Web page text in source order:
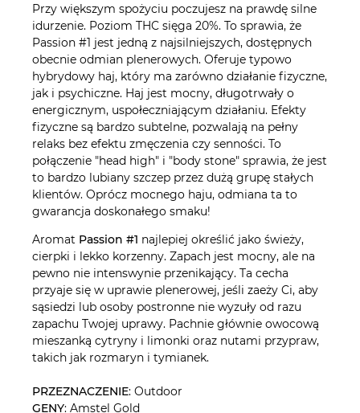
Przy większym spożyciu poczujesz na prawdę silne
idurzenie. Poziom THC sięga 20%. To sprawia, że
Passion #1 jest jedną z najsilniejszych, dostępnych
obecnie odmian plenerowych. Oferuje typowo
hybrydowy haj, który ma zarówno działanie fizyczne,
jak i psychiczne. Haj jest mocny, długotrwały o
energicznym, uspołeczniającym działaniu. Efekty
fizyczne są bardzo subtelne, pozwalają na pełny
relaks bez efektu zmęczenia czy senności. To
połączenie "head high" i "body stone" sprawia, że jest
to bardzo lubiany szczep przez dużą grupę stałych
klientów. Oprócz mocnego haju, odmiana ta to
gwarancja doskonałego smaku!
Aromat Passion #1 najlepiej określić jako świeży,
cierpki i lekko korzenny. Zapach jest mocny, ale na
pewno nie intenswynie przenikający. Ta cecha
przyaje się w uprawie plenerowej, jeśli zaeży Ci, aby
sąsiedzi lub osoby postronne nie wyzuły od razu
zapachu Twojej uprawy. Pachnie głównie owocową
mieszanką cytryny i limonki oraz nutami przypraw,
takich jak rozmaryn i tymianek.
PRZEZNACZENIE: Outdoor
GENY: Amstel Gold